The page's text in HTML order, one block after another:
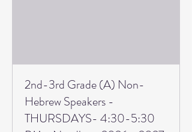
2nd-3rd Grade (A) Non-
Hebrew Speakers -
THURSDAYS- 4:30-5:30